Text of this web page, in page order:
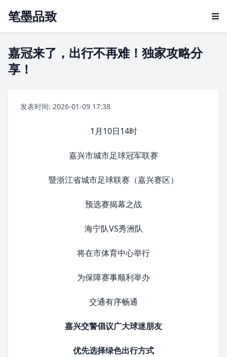
笔墨品致
嘉冠来了，出行不再难！独家攻略分
享！
发表时间: 2026-01-09 17:38
1月10日14时
嘉兴市城市足球冠军联赛
暨浙江省城市足球联赛（嘉兴赛区）
预选赛揭幕之战
海宁队VS秀洲队
将在市体育中心举行
为保障赛事顺利举办
交通有序畅通
嘉兴交警倡议广大球迷朋友
优先选择绿色出行方式